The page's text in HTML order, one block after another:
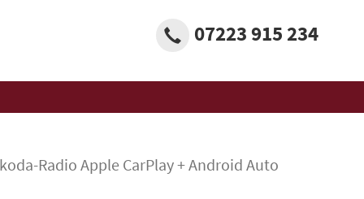
07223 915 234
Radio Apple CarPlay + Android Auto